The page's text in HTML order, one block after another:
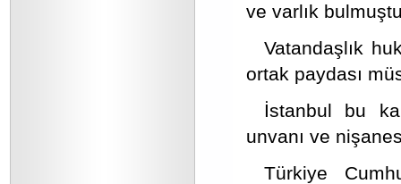
ve varlık
Vatandaşlık
ortak paydası
İstanbul bu
unvanı ve
Türkiye